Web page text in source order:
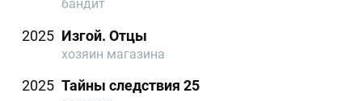
бандит
2025 Изгой. Отцы
хозяин магазина
2025 Тайны следствия 25